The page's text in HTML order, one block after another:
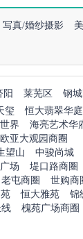
写真/婚纱摄影
阳 莱芜区
钢城
玺
恒大翡翠华庭
界
海亮艺术华
欧亚大观园商圈
望山
中骏尚城
场 堤口路商圈
老屯商圈 世购商
恒大雅苑
锦
槐苑广场商圈